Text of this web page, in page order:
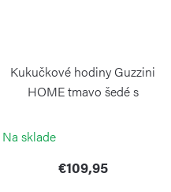
Kukučkové hodiny Guzzini
HOME tmavo šedé s
Na sklade
€109,95